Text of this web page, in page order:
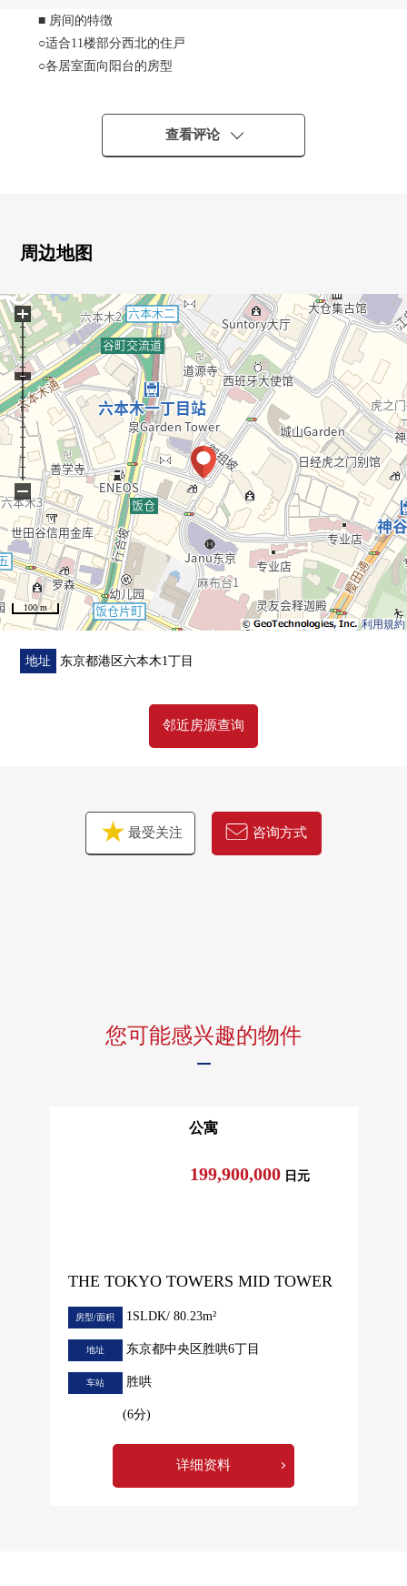
■ 房间的特徴
○适合11楼部分西北的住戸
○各居室面向阳台的房型
■ Park Court六本木Hill top
○三井不动产RESIDENTIAL株式会社开发并分售×清水建设
震性能
■ 礼宾服务(从8点到22点)
○搬运工人服务
○家庭护理服务
○客人对应
○负责留言，提供服务
■共用空间
○屋顶：Sky Court，Sky休息室，Sky Garden
○1楼：Club Lounge，Garden休息室，图书休息室
○地下1楼：AQUA Garden
查看评论
周边地图
利用規約
100 m
+
−
地址 东京都港区六本木1丁目
邻近房源查询
最受关注 咨询方式
您可能感兴趣的物件
公寓
THE TOKYO TOWERS MID TOWER
199,900,000 日元
房型/面积 1SLDK/ 80.23m²
地址 东京都中央区胜哄6丁目
车站 胜哄
(6分)
详细资料